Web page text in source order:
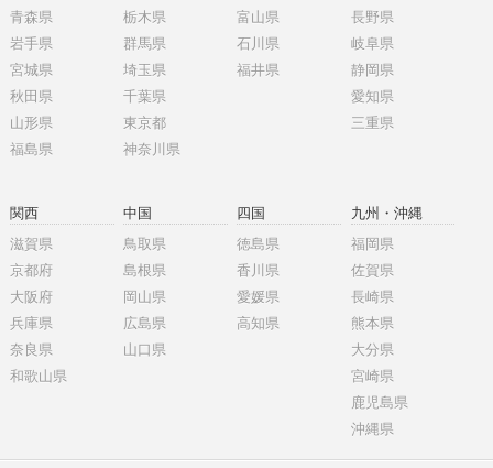
青森県
岩手県
宮城県
秋田県
山形県
福島県
栃木県
群馬県
埼玉県
千葉県
東京都
神奈川県
富山県
石川県
福井県
長野県
岐阜県
静岡県
愛知県
三重県
関西
滋賀県
京都府
大阪府
兵庫県
奈良県
和歌山県
中国
鳥取県
島根県
岡山県
広島県
山口県
四国
徳島県
香川県
愛媛県
高知県
九州・沖縄
福岡県
佐賀県
長崎県
熊本県
大分県
宮崎県
鹿児島県
沖縄県